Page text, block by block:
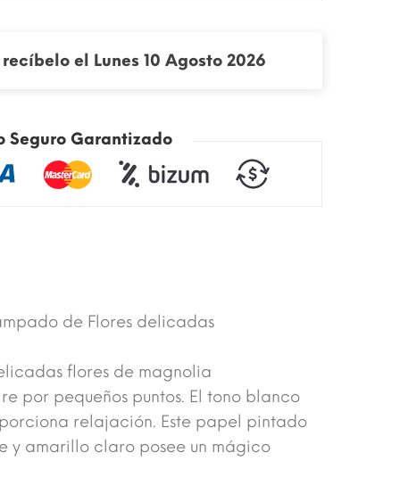
el Lunes 10 Agosto 2026
Seguro Garantizado
de Flores delicadas
flores de magnolia
por pequeños puntos. El tono blanco
relajación. Este papel pintado
y amarillo claro posee un mágico